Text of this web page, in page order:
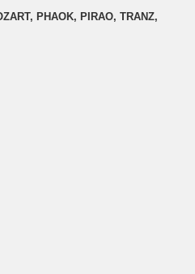
PHAOK, PIRAO, TRANZ,